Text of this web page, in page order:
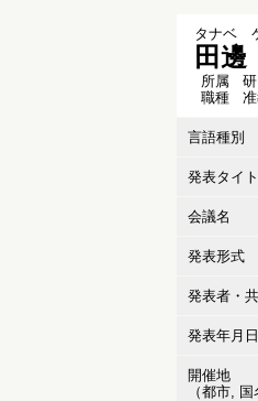
タナベ
田
所属
職種
言語種別
発表タイ
会議名
発表形式
発表者・
発表年月日
開催地
（都市, 国